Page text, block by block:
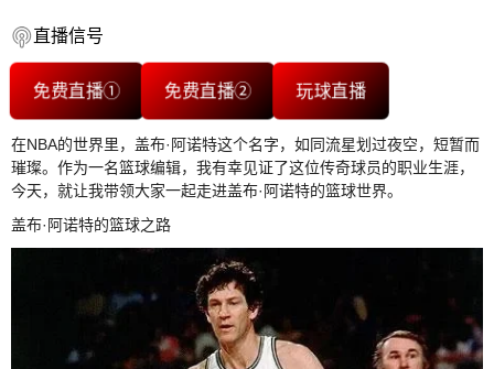
直播信号
免费直播① 免费直播② 玩球直播
在NBA的世界里，盖布·阿诺特这个名字，如同流星划过夜空，短暂而
璀璨。作为一名篮球编辑，我有幸见证了这位传奇球员的职业生涯，
今天，就让我带领大家一起走进盖布·阿诺特的篮球世界。
盖布·阿诺特的篮球之路